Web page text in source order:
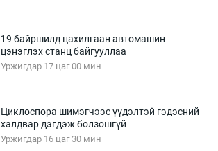
19 байршилд цахилгаан автомашин
цэнэглэх станц байгууллаа
Уржигдар 17 цаг 00 мин
Циклоспора шимэгчээс үүдэлтэй гэдэсний
халдвар дэгдэж болзошгүй
Уржигдар 16 цаг 30 мин